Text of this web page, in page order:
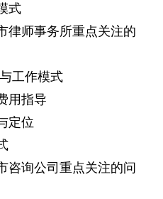
式
律师事务所重点关注的
工作模式
用指导
定位
咨询公司重点关注的问